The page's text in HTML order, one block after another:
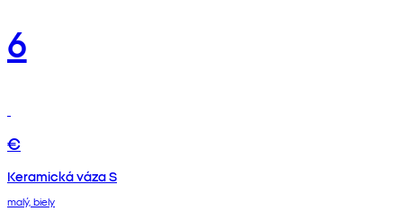
6
€
Keramická váza S
malý, biely